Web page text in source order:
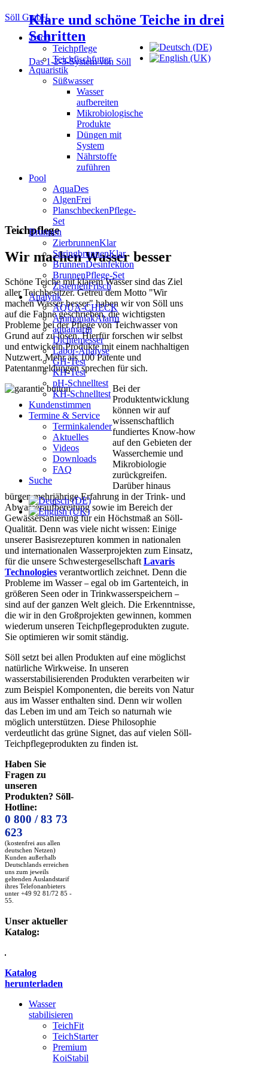
Söll GmbH
Teich
Teichpflege
Teichfischfutter
Aquaristik
Süßwasser
Wasser
aufbereiten
Mikrobiologische
Produkte
Düngen mit
System
Nährstoffe
zuführen
Pool
AquaDes
AlgenFrei
PlanschbeckenPflege-
Set
Brunnen
ZierbrunnenKlar
SpringbrunnenKlar
BrunnenDesinfektion
BrunnenPflege-Set
ZisternenFrisch
Analytik
AQUA-CHECK
AmmoniakAlarm
aquamarin
Dichtemesser
Labor-Analyse
GH-Test
KH-Test
pH-Schnelltest
KH-Schnelltest
Kundenstimmen
Termine & Service
Terminkalender
Aktuelles
Videos
Downloads
FAQ
Suche
Klare und schöne Teiche in drei
Schritten
Das 1-2-3-System von Söll
Teichpflege
Wir machen Wasser besser
Schöne Teiche mit klarem Wasser sind das Ziel
aller Teichbesitzer. Getreu dem Motto "Wir
machen Wasser besser" haben wir von Söll uns
auf die Fahne geschrieben, die wichtigsten
Probleme bei der Pflege von Teichwasser von
Grund auf zu lösen. Hierfür forschen wir selbst
und entwickeln Produkte mit einem nachhaltigen
Nutzwert. Mehr als 100 Patente und
Patentanmeldungen sprechen für sich.
Bei der
Produktentwicklung
können wir auf
wissenschaftlich
fundiertes Know-how
auf den Gebieten der
Wasserchemie und
Mikrobiologie
zurückgreifen.
Darüber hinaus
bürgen mehrjährige Erfahrung in der Trink- und
Abwasseraufbereitung sowie im Bereich der
Gewässersanierung für ein Höchstmaß an Söll-
Qualität. Denn was viele nicht wissen: Einige
unserer Basisrezepturen kommen in nationalen
und internationalen Wasserprojekten zum Einsatz,
für die unsere SchwestergesellschaftLavaris
Technologies verantwortlich zeichnet. Denn die
Probleme im Wasser – egal ob im Gartenteich, in
größeren Seen oder in Trinkwasserspeichern –
sind auf der ganzen Welt gleich. Die Erkenntnisse,
die wir in den Großprojekten gewinnen, kommen
wiederum unseren Teichpflegeprodukten zugute.
Sie optimieren wir somit ständig.
Söll setzt bei allen Produkten auf eine möglichst
natürliche Wirkweise. In unseren
wasserstabilisierenden Produkten verarbeiten wir
zum Beispiel Komponenten, die bereits von Natur
aus im Wasser enthalten sind. Denn wir wollen
das Leben im und am Teich so naturnah wie
möglich unterstützen. Diese Philosophie
verdeutlicht das grüne Signet, das auf vielen Söll-
Teichpflegeprodukten zu finden ist.
Haben Sie
Fragen zu
unseren
Produkten? Söll-
Hotline:
0 800 / 83 73
623
(kostenfrei aus allen
deutschen Netzen)
Kunden außerhalb
Deutschlands erreichen
uns zum jeweils
geltenden Auslandstarif
ihres Telefonanbieters
unter +49 92 81/72 85 -
55.
Unser aktueller
Katalog:
Katalog
herunterladen
Wasser
stabilisieren
TeichFit
TeichStarter
Premium
KoiStabil